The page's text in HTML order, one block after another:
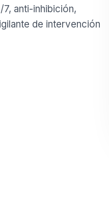
anti-inhibición,
de intervención